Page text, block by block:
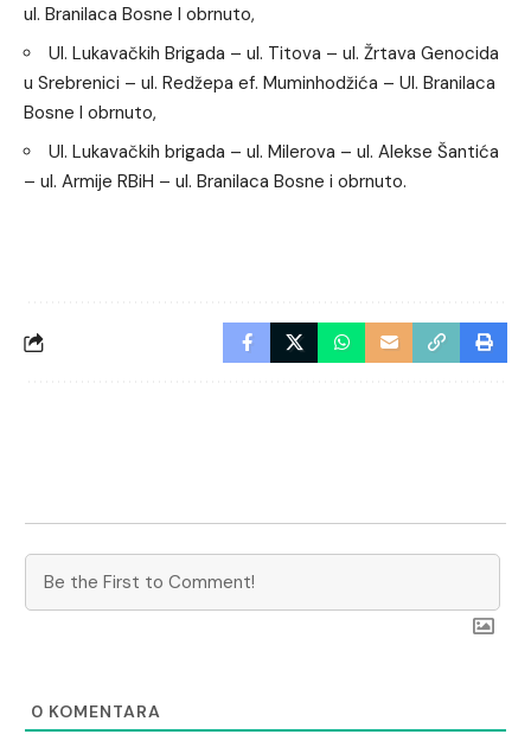
ul. Branilaca Bosne I obrnuto,
Ul. Lukavačkih Brigada – ul. Titova – ul. Žrtava Genocida
u Srebrenici – ul. Redžepa ef. Muminhodžića – Ul. Branilaca
Bosne I obrnuto,
Ul. Lukavačkih brigada – ul. Milerova – ul. Alekse Šantića
– ul. Armije RBiH – ul. Branilaca Bosne i obrnuto.
0 KOMENTARA